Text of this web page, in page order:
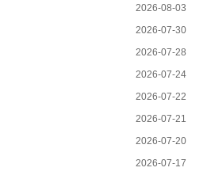
2026-08-03
2026-07-30
2026-07-28
2026-07-24
2026-07-22
2026-07-21
2026-07-20
2026-07-17